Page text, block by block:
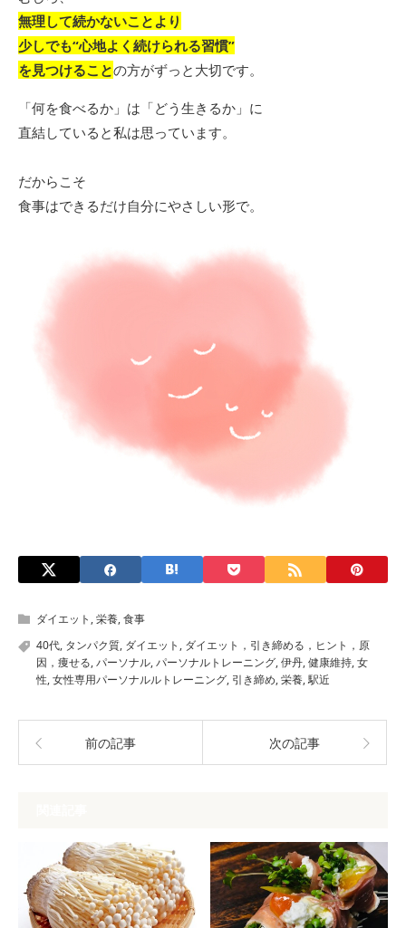
無理して続かないことより
少しでも“心地よく続けられる習慣”
を見つけることの方がずっと大切です。
「何を食べるか」は「どう生きるか」に
直結していると私は思っています。
だからこそ
食事はできるだけ自分にやさしい形で。
ダイエット ,栄養,食事
40代, タンパク質, ダイエット , ダイエット，引き締める，ヒント，原
因，痩せる,パーソナル,パーソナルトレーニング,伊丹,健康維持,女
性,女性専用パーソナルルトレーニング, 引き締め,栄養,駅近
前の記事 次の記事